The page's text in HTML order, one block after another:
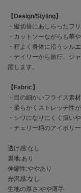
CODE A
コードエー
COLE HAAN
コール ハーン
コンバース
DANSKIN
ダンスキン
EIMY ISTOIRE
エイミー イストワール
【Design/Styling】
・縦切替にあしらったフ
・カットソーながらも華
・程よく身体に沿うシル
・デイリーから旅行、ジ
躍します。
【Fabric】
・目の細かいフライス素
・柔らかくストレッチ性
・シワになりにくく扱い
・チェリー柄のアイボリ
透け感:なし
裏地:あり
伸縮性:ややあり
光沢感:なし
生地の厚さ:やや薄手